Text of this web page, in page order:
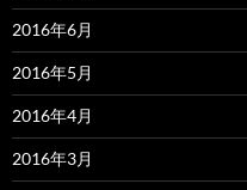
2016年6月
2016年5月
2016年4月
2016年3月